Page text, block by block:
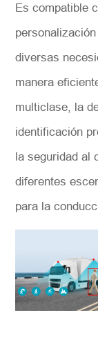
Es compatible
diversas
manera
multiclase, la
identificación
la seguridad al
diferentes
para la